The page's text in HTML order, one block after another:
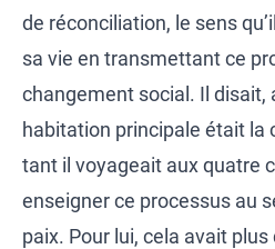
de réconciliation, le sens
sa vie en transmettant ce
changement social. Il disait,
habitation principale était la
tant il voyageait aux quatre
enseigner ce processus au
paix. Pour lui, cela avait